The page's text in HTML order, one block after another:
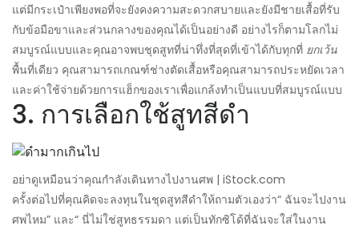
แต่มีกระเป๋าเพียงพอที่จะยังคงความสะดวกสบายและยังมีชายเสื้อที่รับ
กับข้อมือขาและส่วนกลางของคุณได้เป็นอย่างดี อย่างไรก็ตามโลกไม่
สมบูรณ์แบบและคุณอาจพบชุดสูทที่น่าทึ่งที่สุดที่เข้าได้กับทุกที่ ยกเว้น
พื้นที่เดียว คุณสามารถเกณฑ์ช่างตัดเสื้อหรือคุณสามารถประหยัดเวลา
และค่าใช้จ่ายด้วยการแฮ็กของเราเพื่อแกล้งทำเป็นแบบที่สมบูรณ์แบบ
3. การเลือกใช้สูทสีดำ
อย่าดูเหมือนว่าคุณกำลังเดินทางไปงานศพ | iStock.com
ครั้งต่อไปที่คุณคิดจะลงทุนในชุดสูทสีดำให้ถามตัวเองว่า“ ฉันจะไปงาน
ศพไหม” และ“ นี่ไม่ใช่สูทธรรมดา แต่เป็นทักซิโด้ที่ฉันจะใส่ในงาน